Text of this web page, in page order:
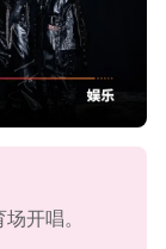
开唱。